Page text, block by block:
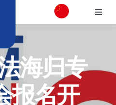
切
换
海归专
报名开